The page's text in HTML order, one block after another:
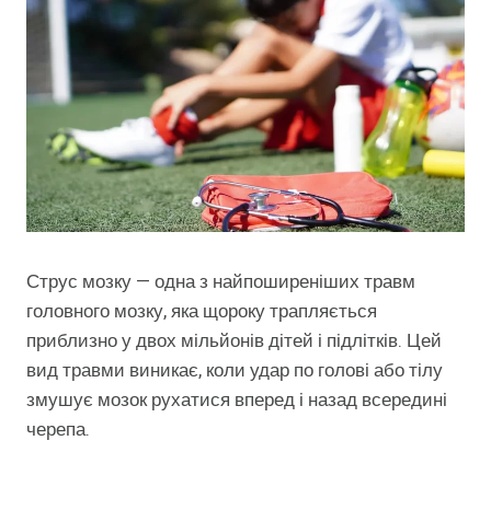
Струс мозку — одна з найпоширеніших травм
головного мозку, яка щороку трапляється
приблизно у двох мільйонів дітей і підлітків. Цей
вид травми виникає, коли удар по голові або тілу
змушує мозок рухатися вперед і назад всередині
черепа.